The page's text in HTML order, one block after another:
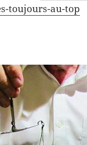
toujours-au-top